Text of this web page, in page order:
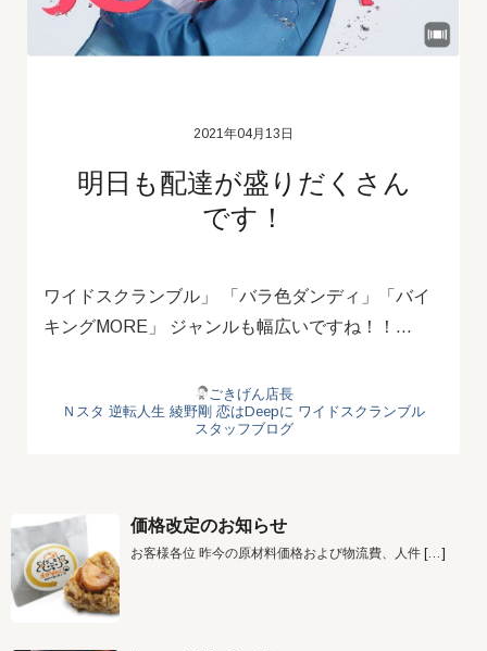
2021年04月13日
明日も配達が盛りだくさん
です！
ワイドスクランブル」 「バラ色ダンディ」「バイ
キングMORE」 ジャンルも幅広いですね！！…
ごきげん店長
Ｎスタ 逆転人生 綾野剛 恋はDeepに ワイドスクランブル
スタッフブログ
価格改定のお知らせ
お客様各位 昨今の原材料価格および物流費、人件 […]